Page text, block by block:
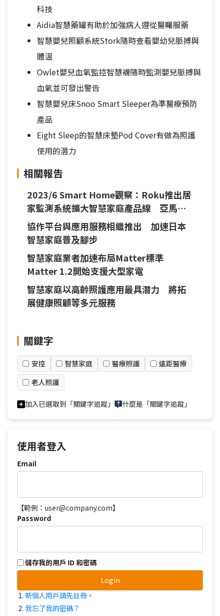
科技
Aidia智慧藥罐有助於加強病人遵從醫囑服藥
智慧嬰兒照顧系統Stork隨時查看嬰幼兒脈搏與
體溫
Owlet嬰兒血氧監控智慧襪隨時監測嬰兒脈搏與
血氧並可發出警告
智慧嬰兒床Snoo Smart Sleeper為準醫療預防
產品
Eight Sleep的智慧床墊Pod Cover有做為照護
使用的潛力
相關報告
2023/6 Smart Home觀察：Roku推出居
家監測系統擴大智慧家庭產品線 亞馬遜
與Google發表新品不忘加速人工智慧進程
協作平台與應用服務相繼推出 加速日本
智慧家庭普及腳步
智慧家庭業者加速布局Matter標準
Matter 1.2開始支援大型家電
智慧家庭以高齡照護應用最具潛力 將拓
展健康照顧等多元服務
關鍵字
安控 智慧家庭 醫療照護
遠距醫療
老人照護
加入已選取到「關鍵字追蹤」 什麼是「關鍵字追蹤」
使用者登入
Email
【範例：user@company.com】
Password
儲存我的用戶 ID 和密碼
Login
新個人用戶請先註冊。
我忘了我的密碼？